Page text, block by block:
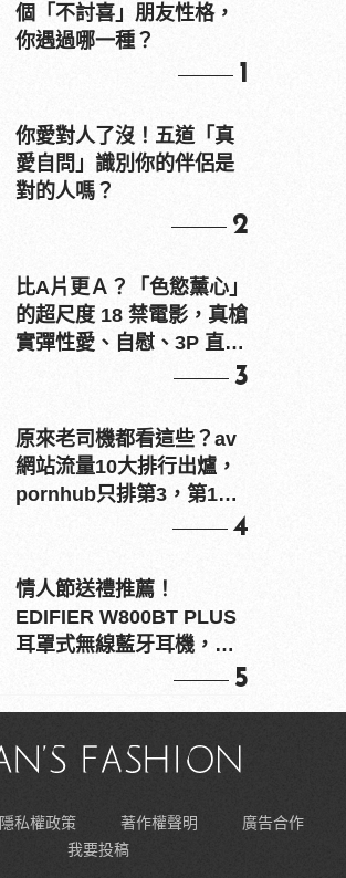
個「不討喜」朋友性格，
你遇過哪一種？
1
你愛對人了沒！五道「真
愛自問」識別你的伴侶是
對的人嗎？
2
比A片更Ａ？「色慾薰心」
的超尺度 18 禁電影，真槍
實彈性愛、自慰、3P 直接
3
原來老司機都看這些？av
網站流量10大排行出爐，
pornhub只排第3，第1名
4
情人節送禮推薦！
EDIFIER W800BT PLUS
耳罩式無線藍牙耳機，在
5
隱私權政策 著作權聲明
廣告合作
我要投稿